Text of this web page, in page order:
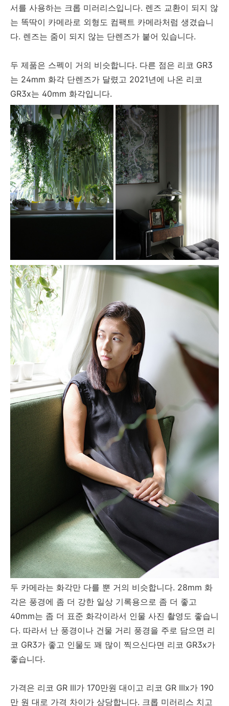
서를 사용하는 크롭 미러리스입니다. 렌즈 교환이 되지 않
는 똑딱이 카메라로 외형도 컴팩트 카메라처럼 생겼습니
다. 렌즈는 줌이 되지 않는 단렌즈가 붙어 있습니다.
두 제품은 스펙이 거의 비슷합니다. 다른 점은 리코 GR3
는 24mm 화각 단렌즈가 달렸고 2021년에 나온 리코
GR3x는 40mm 화각입니다.
두 카메라는 화각만 다를 뿐 거의 비슷합니다. 28mm 화
각은 풍경에 좀 더 강한 일상 기록용으로 좀 더 좋고
40mm는 좀 더 표준 화각이라서 인물 사진 촬영도 좋습니
다. 따라서 난 풍경이나 건물 거리 풍경을 주로 담으면 리
코 GR3가 좋고 인물도 꽤 많이 찍으신다면 리코 GR3x가
좋습니다.
가격은 리코 GR III가 170만원 대이고 리코 GR IIIx가 190
만 원 대로 가격 차이가 상당합니다. 크롭 미러리스 치고